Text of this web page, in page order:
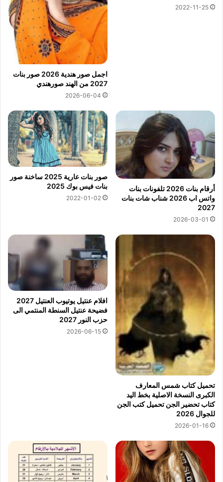
2022-11-25
اجمل صور هندية 2026 صور بنات
2027 من الهند صورهندي
2026-06-04
أرقام بنات 2026 تلفونات بنات
واتس اب 2026 شناب شات بنات
2027
2026-03-01
صور بنات عارية 2025 ساخنة صور
بنات فيس بوك 2025
2022-01-02
تحميل كتاب شمس المعارف
الكبرى النسخة الاصلية بخط اليد
كتاب تحضير الجن تحميل كتب الجن
للجوال 2026
2026-01-16
افلام عنتيل يوتيوب العنتيل 2027
فضيحة عنتيل السنطة المنتمي الى
حزب النور 2027
2026-06-15